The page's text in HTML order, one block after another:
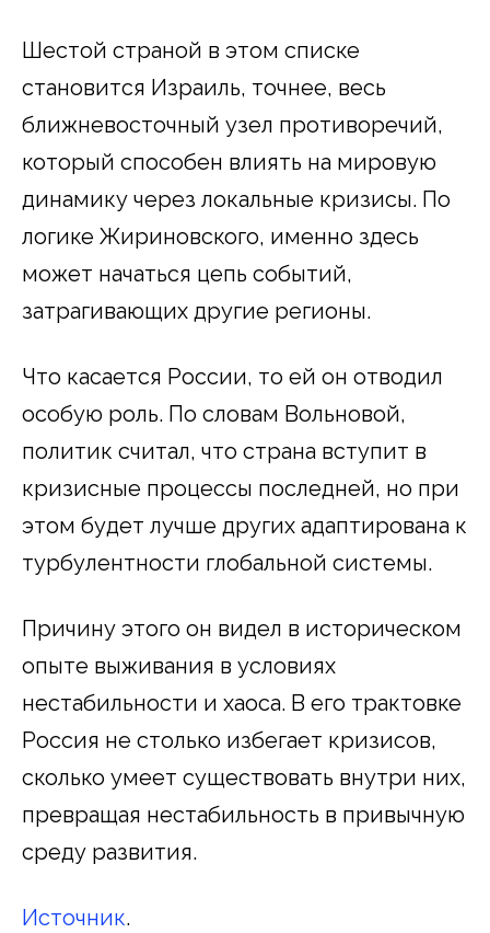
Шестой страной в этом списке
становится Израиль, точнее, весь
ближневосточный узел противоречий,
который способен влиять на мировую
динамику через локальные кризисы. По
логике Жириновского, именно здесь
может начаться цепь событий,
затрагивающих другие регионы.
Что касается России, то ей он отводил
особую роль. По словам Вольновой,
политик считал, что страна вступит в
кризисные процессы последней, но при
этом будет лучше других адаптирована к
турбулентности глобальной системы.
Причину этого он видел в историческом
опыте выживания в условиях
нестабильности и хаоса. В его трактовке
Россия не столько избегает кризисов,
сколько умеет существовать внутри них,
превращая нестабильность в привычную
среду развития.
Источник.